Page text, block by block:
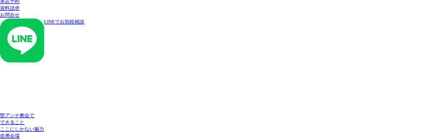
来店予約
資料請求
お問合せ
LINEでお気軽相談
聖アンナ教会で
できること
ここにしかない魅力
提携会場